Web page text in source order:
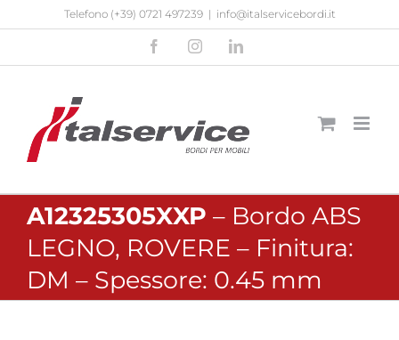
contenuto
Telefono (+39) 0721 497239 | info@italservicebordi.it
FacebookInstagramLinkedIn
A12325305XXP – Bordo ABS
LEGNO, ROVERE – Finitura:
DM – Spessore: 0.45 mm